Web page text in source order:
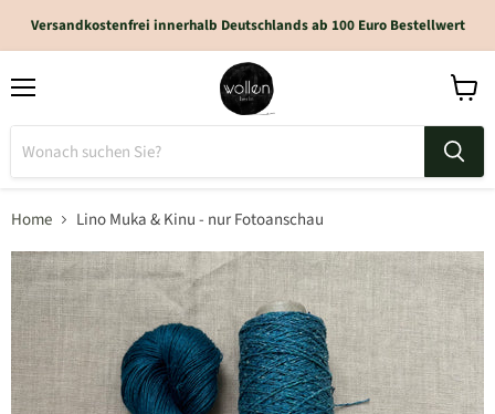
Versandkostenfrei innerhalb Deutschlands ab 100 Euro Bestellwert
Home Lino Muka & Kinu - nur Fotoanschau